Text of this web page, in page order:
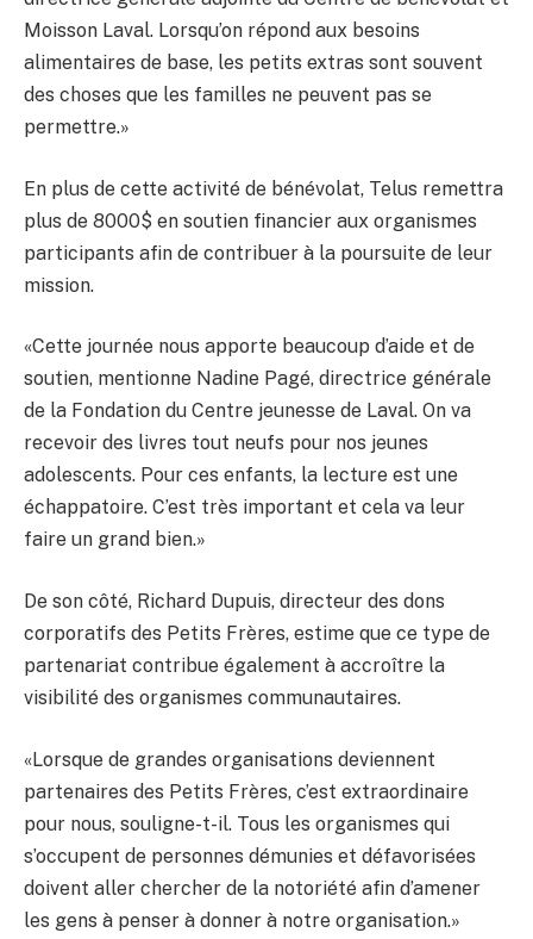
Moisson Laval. Lorsqu’on répond aux besoins
alimentaires de base, les petits extras sont souvent
des choses que les familles ne peuvent pas se
permettre.»
En plus de cette activité de bénévolat, Telus remettra
plus de 8000$ en soutien financier aux organismes
participants afin de contribuer à la poursuite de leur
mission.
«Cette journée nous apporte beaucoup d’aide et de
soutien, mentionne Nadine Pagé, directrice générale
de la Fondation du Centre jeunesse de Laval. On va
recevoir des livres tout neufs pour nos jeunes
adolescents. Pour ces enfants, la lecture est une
échappatoire. C’est très important et cela va leur
faire un grand bien.»
De son côté, Richard Dupuis, directeur des dons
corporatifs des Petits Frères, estime que ce type de
partenariat contribue également à accroître la
visibilité des organismes communautaires.
«Lorsque de grandes organisations deviennent
partenaires des Petits Frères, c’est extraordinaire
pour nous, souligne-t-il. Tous les organismes qui
s’occupent de personnes démunies et défavorisées
doivent aller chercher de la notoriété afin d’amener
les gens à penser à donner à notre organisation.»